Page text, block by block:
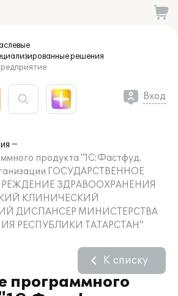
решения
Вход
продукта "1С:Фастфуд.
ГОСУДАРСТВЕННОЕ
ЗДРАВООХРАНЕНИЯ
КЛИНИЧЕСКИЙ
ДИСПАНСЕР МИНИСТЕРСТВА
РЕСПУБЛИКИ ТАТАРСТАН"
программного
К списку